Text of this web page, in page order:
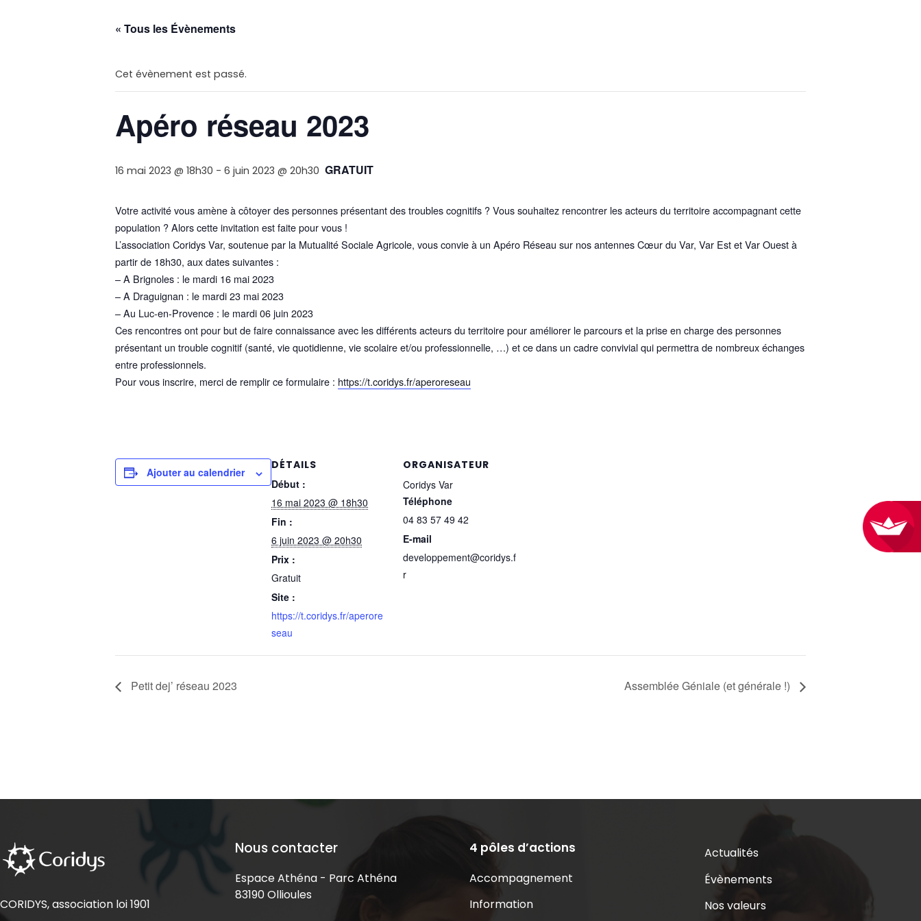
« Tous les Évènements
Cet évènement est passé.
Apéro réseau 2023
16 mai 2023 @ 18h30 - 6 juin 2023 @ 20h30 GRATUIT
Votre activité vous amène à côtoyer des personnes présentant des troubles cognitifs ? Vous souhaitez rencontrer les acteurs du territoire accompagnant cette
population ? Alors cette invitation est faite pour vous !
L’association Coridys Var, soutenue par la Mutualité Sociale Agricole, vous convie à un Apéro Réseau sur nos antennes Cœur du Var, Var Est et Var Ouest à
partir de 18h30, aux dates suivantes :
– A Brignoles : le mardi 16 mai 2023
– A Draguignan : le mardi 23 mai 2023
– Au Luc-en-Provence : le mardi 06 juin 2023
Ces rencontres ont pour but de faire connaissance avec les différents acteurs du territoire pour améliorer le parcours et la prise en charge des personnes
présentant un trouble cognitif (santé, vie quotidienne, vie scolaire et/ou professionnelle, …) et ce dans un cadre convivial qui permettra de nombreux échanges
entre professionnels.
Pour vous inscrire, merci de remplir ce formulaire : https://t.coridys.fr/aperoreseau
Ajouter au calendrier
DÉTAILS
Début :
16 mai 2023 @ 18h30
Fin :
6 juin 2023 @ 20h30
Prix :
Gratuit
Site :
https://t.coridys.fr/aperore
seau
ORGANISATEUR
Coridys Var
Téléphone
04 83 57 49 42
E-mail
developpement@coridys.f
r
Petit dej’ réseau 2023 Assemblée Géniale (et générale !)
CORIDYS, association loi 1901
Nous contacter
Espace Athéna - Parc Athéna
83190 Ollioules
4 pôles d’actions
Accompagnement
Information
Actualités
Évènements
Nos valeurs